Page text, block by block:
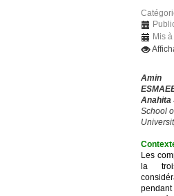
Mis
Amin
Anahita
School
Les
la